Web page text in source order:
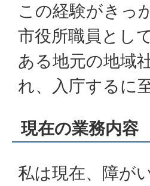
この経験がきっ
市役所職員とし
ある地元の地域
れ、入庁するに
現在の業務内容
私は現在、障が